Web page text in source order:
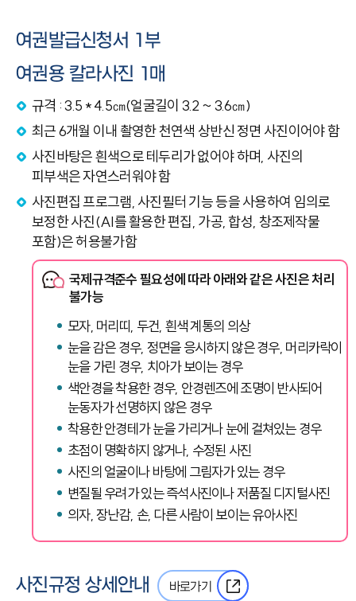
여권발급신청서 1부
여권용 칼라사진 1매
규격 : 3.5 * 4.5㎝(얼굴길이 3.2 ~ 3.6㎝)
최근 6개월 이내 촬영한 천연색 상반신 정면 사진이어야 함
사진바탕은 흰색으로 테두리가 없어야 하며, 사진의
피부색은 자연스러워야 함
사진편집 프로그램, 사진필터 기능 등을 사용하여 임의로
보정한 사진(AI를 활용한 편집, 가공, 합성, 창조제작물
포함)은 허용불가함
국제규격준수 필요성에 따라 아래와 같은 사진은 처리
불가능
모자, 머리띠, 두건, 흰색 계통의 의상
눈을 감은 경우, 정면을 응시하지 않은 경우, 머리카락이
눈을 가린 경우, 치아가 보이는 경우
색안경을 착용한 경우, 안경렌즈에 조명이 반사되어
눈동자가 선명하지 않은 경우
착용한 안경테가 눈을 가리거나 눈에 걸쳐있는 경우
초점이 명확하지 않거나, 수정된 사진
사진의 얼굴이나 바탕에 그림자가 있는 경우
변질될 우려가 있는 즉석사진이나 저품질 디지털사진
의자, 장난감, 손, 다른 사람이 보이는 유아사진
사진규정 상세안내 바로가기